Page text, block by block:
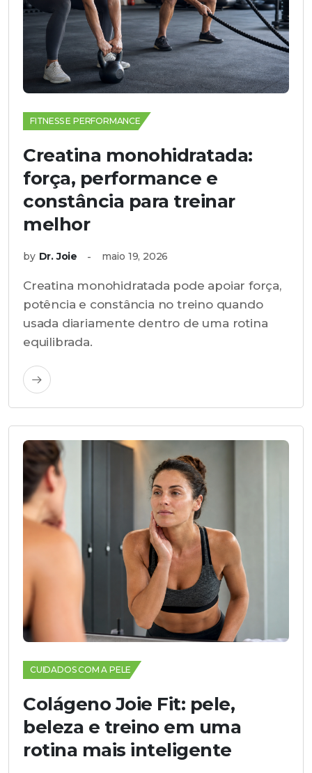
FITNESS E PERFORMANCE
Creatina monohidratada:
força, performance e
constância para treinar
melhor
by Dr. Joie maio 19, 2026
Creatina monohidratada pode apoiar força,
potência e constância no treino quando
usada diariamente dentro de uma rotina
equilibrada.
CUIDADOS COM A PELE
Colágeno Joie Fit: pele,
beleza e treino em uma
rotina mais inteligente